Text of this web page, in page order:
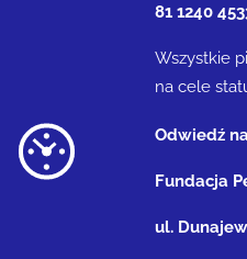
81 1240
Wszystkie
na cele
Odwiedź
Fundacja
ul.